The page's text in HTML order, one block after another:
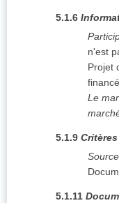
5.1.6
n'est
Projet
Le
5.1.9
5.1.11